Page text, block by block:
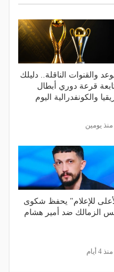
والقنوات الناقلة.. دليلك
قرعة دوري أبطال
والكونفدرالية اليوم
منذ يومين
للإعلام" يحفظ شكوى
الزمالك ضد أمير هشام
منذ 4 أيام